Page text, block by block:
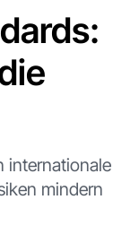
internationale
mindern